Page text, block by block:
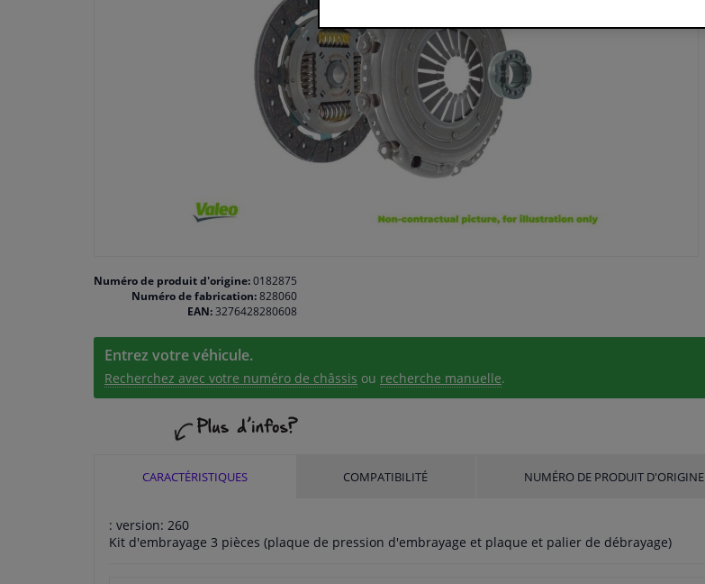
Numéro de produit d'origine:0182875
Numéro de fabrication:828060
EAN:3276428280608
Entrez votre véhicule.
Recherchez avec votre numéro de châssis ou recherche manuelle.
CARACTÉRISTIQUES COMPATIBILITÉ NUMÉRO DE PRODUIT D'ORIGINE
: version: 260
Kit d'embrayage 3 pièces (plaque de pression d'embrayage et plaque et palier de débrayage)